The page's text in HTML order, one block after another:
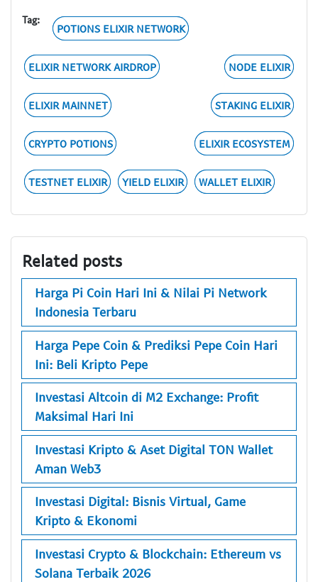
Tag:
POTIONS ELIXIR NETWORK
ELIXIR NETWORK AIRDROP NODE ELIXIR
ELIXIR MAINNET STAKING ELIXIR
CRYPTO POTIONS ELIXIR ECOSYSTEM
TESTNET ELIXIR YIELD ELIXIR WALLET ELIXIR
Related posts
Harga Pi Coin Hari Ini & Nilai Pi Network
Indonesia Terbaru
Harga Pepe Coin & Prediksi Pepe Coin Hari
Ini: Beli Kripto Pepe
Investasi Altcoin di M2 Exchange: Profit
Maksimal Hari Ini
Investasi Kripto & Aset Digital TON Wallet
Aman Web3
Investasi Digital: Bisnis Virtual, Game
Kripto & Ekonomi
Investasi Crypto & Blockchain: Ethereum vs
Solana Terbaik 2026